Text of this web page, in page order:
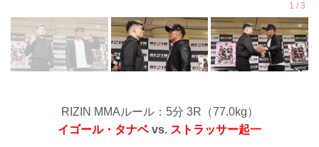
RIZIN MMAルール：5分 3R（77.0kg）
イゴール・タナベvs. ストラッサー起一